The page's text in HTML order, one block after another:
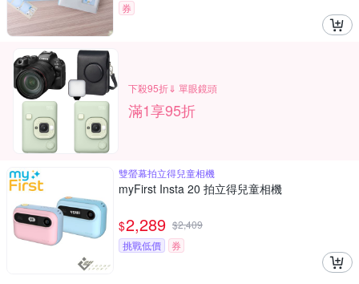
券
下殺95折⇓ 單眼鏡頭
滿1享95折
雙螢幕拍立得兒童相機
myFirst Insta 20 拍立得兒童相機
$2,289 $2,409
挑戰低價
券